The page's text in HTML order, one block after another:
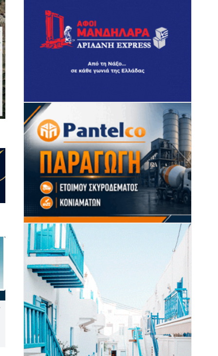
Νάξος: Καταγγελία στον
Συνήγορο του Πολίτη για
την έλλειψη διαγράμμισης
στον δρόμο Τρίποδες –
Μικρή Βίγλα
Δεύτερη παρέμβαση του ΣτΕ
για τις οικοδομικές άδειες
στη Σίφνο